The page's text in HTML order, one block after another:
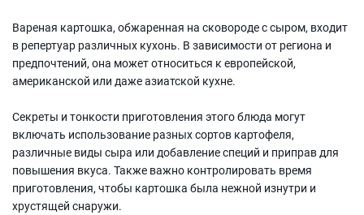
Вареная картошка, обжаренная на сковороде с сыром, входит
в репертуар различных кухонь. В зависимости от региона и
предпочтений, она может относиться к европейской,
американской или даже азиатской кухне.
Секреты и тонкости приготовления этого блюда могут
включать использование разных сортов картофеля,
различные виды сыра или добавление специй и приправ для
повышения вкуса. Также важно контролировать время
приготовления, чтобы картошка была нежной изнутри и
хрустящей снаружи.